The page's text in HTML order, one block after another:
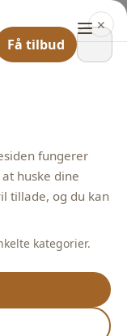
Få tilbud
✕
fungerer
huske dine
tillade, og du kan
kategorier.